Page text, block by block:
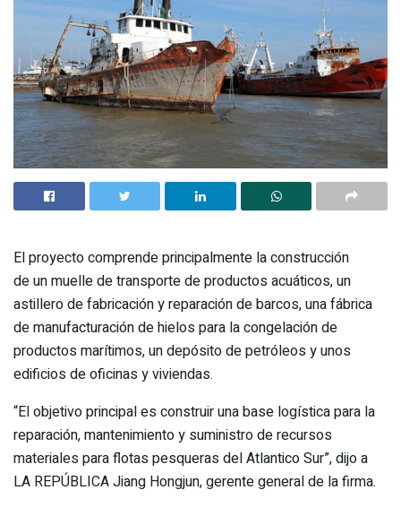
El proyecto comprende principalmente la construcción
de un muelle de transporte de productos acuáticos, un
astillero de fabricación y reparación de barcos, una fábrica
de manufacturación de hielos para la congelación de
productos marítimos, un depósito de petróleos y unos
edificios de oficinas y viviendas.
“El objetivo principal es construir una base logística para la
reparación, mantenimiento y suministro de recursos
materiales para flotas pesqueras del Atlantico Sur”, dijo a
LA REPÚBLICA Jiang Hongjun, gerente general de la firma.